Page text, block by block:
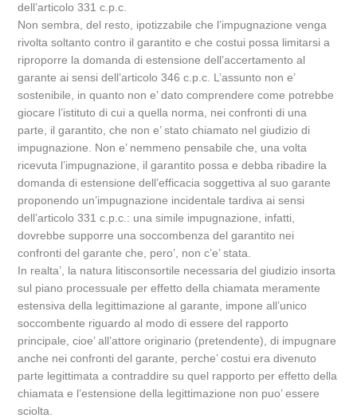
dell’articolo 331 c.p.c.
Non sembra, del resto, ipotizzabile che l’impugnazione venga
rivolta soltanto contro il garantito e che costui possa limitarsi a
riproporre la domanda di estensione dell’accertamento al
garante ai sensi dell’articolo 346 c.p.c. L’assunto non e’
sostenibile, in quanto non e’ dato comprendere come potrebbe
giocare l’istituto di cui a quella norma, nei confronti di una
parte, il garantito, che non e’ stato chiamato nel giudizio di
impugnazione. Non e’ nemmeno pensabile che, una volta
ricevuta l’impugnazione, il garantito possa e debba ribadire la
domanda di estensione dell’efficacia soggettiva al suo garante
proponendo un’impugnazione incidentale tardiva ai sensi
dell’articolo 331 c.p.c.: una simile impugnazione, infatti,
dovrebbe supporre una soccombenza del garantito nei
confronti del garante che, pero’, non c’e’ stata.
In realta’, la natura litisconsortile necessaria del giudizio insorta
sul piano processuale per effetto della chiamata meramente
estensiva della legittimazione al garante, impone all’unico
soccombente riguardo al modo di essere del rapporto
principale, cioe’ all’attore originario (pretendente), di impugnare
anche nei confronti del garante, perche’ costui era divenuto
parte legittimata a contraddire su quel rapporto per effetto della
chiamata e l’estensione della legittimazione non puo’ essere
sciolta.